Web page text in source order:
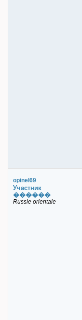
opinel69
Участник
������
Russie orientale